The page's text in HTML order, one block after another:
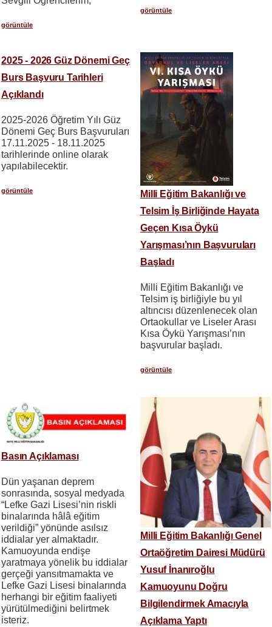
görüntüle
görüntüle
2025 - 2026 Güz Dönemi Geç
Burs Başvuru Tarihleri
Açıklandı
2025-2026 Öğretim Yılı Güz
Dönemi Geç Burs Başvuruları
17.11.2025 - 18.11.2025
tarihlerinde online olarak
yapılabilecektir.
görüntüle
Milli Eğitim Bakanlığı ve
Telsim İş Birliğinde Hayata
Geçen Kısa Öykü
Yarışması’nın Başvuruları
Başladı
Milli Eğitim Bakanlığı ve
Telsim iş birliğiyle bu yıl
altıncısı düzenlenecek olan
Ortaokullar ve Liseler Arası
Kısa Öykü Yarışması’nın
başvurular başladı.
görüntüle
Basın Açıklaması
Dün yaşanan deprem
sonrasında, sosyal medyada
“Lefke Gazi Lisesi’nin riskli
binalarında hâlâ eğitim
verildiği” yönünde asılsız
iddialar yer almaktadır.
Kamuoyunda endişe
yaratmaya yönelik bu iddialar
gerçeği yansıtmamakta ve
Lefke Gazi Lisesi binalarında
herhangi bir eğitim faaliyeti
yürütülmediğini belirtmek
isteriz.
Milli Eğitim Bakanlığı Genel
Ortaöğretim Dairesi Müdürü
Yusuf İnanıroğlu
Kamuoyunu Doğru
Bilgilendirmek Amacıyla
Açıklama Yaptı